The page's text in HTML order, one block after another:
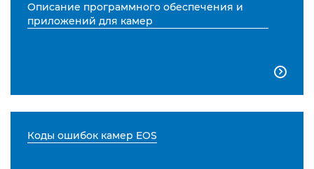
Описание программного обеспечения и
приложений для камер

Коды ошибок камер EOS